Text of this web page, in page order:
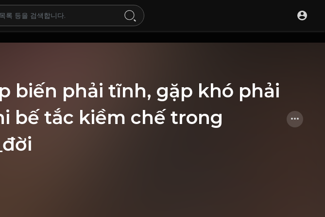
biến phải tĩnh, gặp khó phải
bế tắc kiềm chế trong